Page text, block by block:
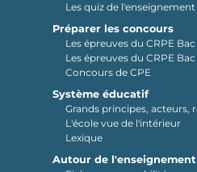
Les quiz de l'enseignement
Préparer les concours
Les épreuves du CRPE Bac
Les épreuves du CRPE Bac
Concours de CPE
Système éducatif
Grands principes, acteurs,
L'école vue de l'intérieur
Lexique
Autour de l'enseignement